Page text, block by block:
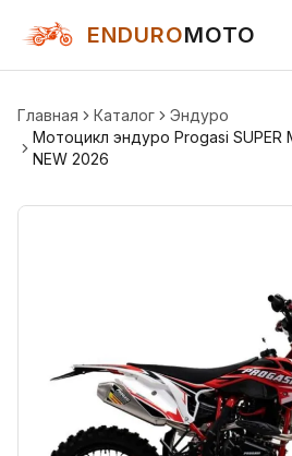
ENDUROMOTO
Главная Каталог
Эндуро
Мотоцикл эндуро Progasi SUPER
NEW 2026